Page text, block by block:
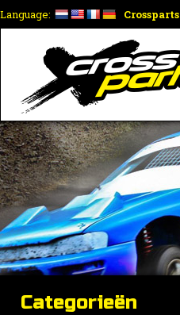
Language: Crossparts
Categorieën